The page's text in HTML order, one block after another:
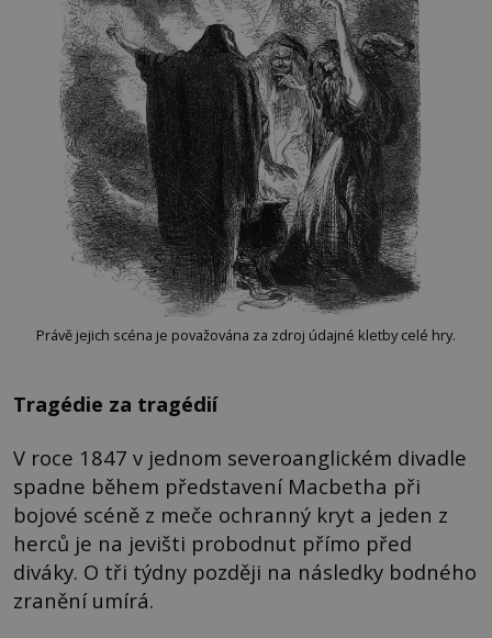
Právě jejich scéna je považována za zdroj údajné kletby celé hry.
Tragédie za tragédií
V roce 1847 v jednom severoanglickém divadle
spadne během představení Macbetha při
bojové scéně z meče ochranný kryt a jeden z
herců je na jevišti probodnut přímo před
diváky. O tři týdny později na následky bodného
zranění umírá.